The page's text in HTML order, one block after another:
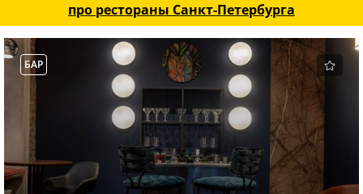
про рестораны Санкт-Петербурга
БАР